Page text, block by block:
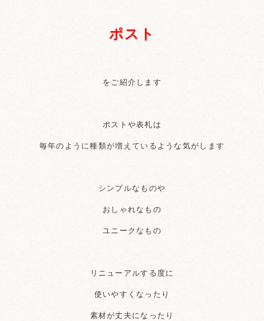
ポスト
をご紹介します
ポストや表札は
毎年のように種類が増えているような気がします
シンプルなものや
おしゃれなもの
ユニークなもの
リニューアルする度に
使いやすくなったり
素材が丈夫になったり